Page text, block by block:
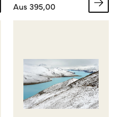
Aus 395,00